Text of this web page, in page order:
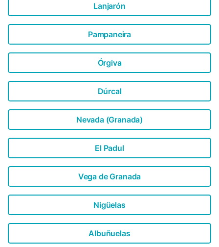
Lanjarón
Pampaneira
Órgiva
Dúrcal
Nevada (Granada)
El Padul
Vega de Granada
Nigüelas
Albuñuelas